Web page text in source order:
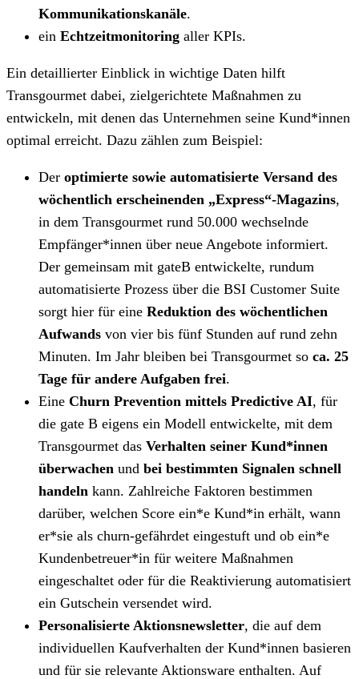
Kommunikationskanäle.
ein Echtzeitmonitoring aller KPIs.
Ein detaillierter Einblick in wichtige Daten hilft
Transgourmet dabei, zielgerichtete Maßnahmen zu
entwickeln, mit denen das Unternehmen seine Kund*innen
optimal erreicht. Dazu zählen zum Beispiel:
Der optimierte sowie automatisierte Versand des
wöchentlich erscheinenden „Express“-Magazins,
in dem Transgourmet rund 50.000 wechselnde
Empfänger*innen über neue Angebote informiert.
Der gemeinsam mit gateB entwickelte, rundum
automatisierte Prozess über die BSI Customer Suite
sorgt hier für eine Reduktion des wöchentlichen
Aufwands von vier bis fünf Stunden auf rund zehn
Minuten. Im Jahr bleiben bei Transgourmet so ca. 25
Tage für andere Aufgaben frei.
Eine Churn Prevention mittels Predictive AI, für
die gate B eigens ein Modell entwickelte, mit dem
Transgourmet das Verhalten seiner Kund*innen
überwachen und bei bestimmten Signalen schnell
handeln kann. Zahlreiche Faktoren bestimmen
darüber, welchen Score ein*e Kund*in erhält, wann
er*sie als churn-gefährdet eingestuft und ob ein*e
Kundenbetreuer*in für weitere Maßnahmen
eingeschaltet oder für die Reaktivierung automatisiert
ein Gutschein versendet wird.
Personalisierte Aktionsnewsletter, die auf dem
individuellen Kaufverhalten der Kund*innen basieren
und für sie relevante Aktionsware enthalten. Auf